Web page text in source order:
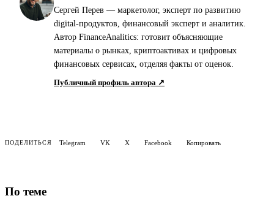
Сергей Перев — маркетолог, эксперт по развитию
digital-продуктов, финансовый эксперт и аналитик.
Автор FinanceAnalitics: готовит объясняющие
материалы о рынках, криптоактивах и цифровых
финансовых сервисах, отделяя факты от оценок.
Публичный профиль автора ↗
ПОДЕЛИТЬСЯ Telegram VK X Facebook Копировать
По теме